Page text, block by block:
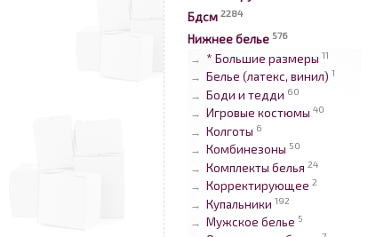
Бдсм 2284
Нижнее белье 576
→ * Большие размеры 11
→ Белье (латекс, винил) 1
→ Боди и тедди 60
→ Игровые костюмы 40
→ Колготы 6
→ Комбинезоны 50
→ Комплекты белья 24
→ Корректирующее 2
→ Купальники 192
→ Мужское белье 5